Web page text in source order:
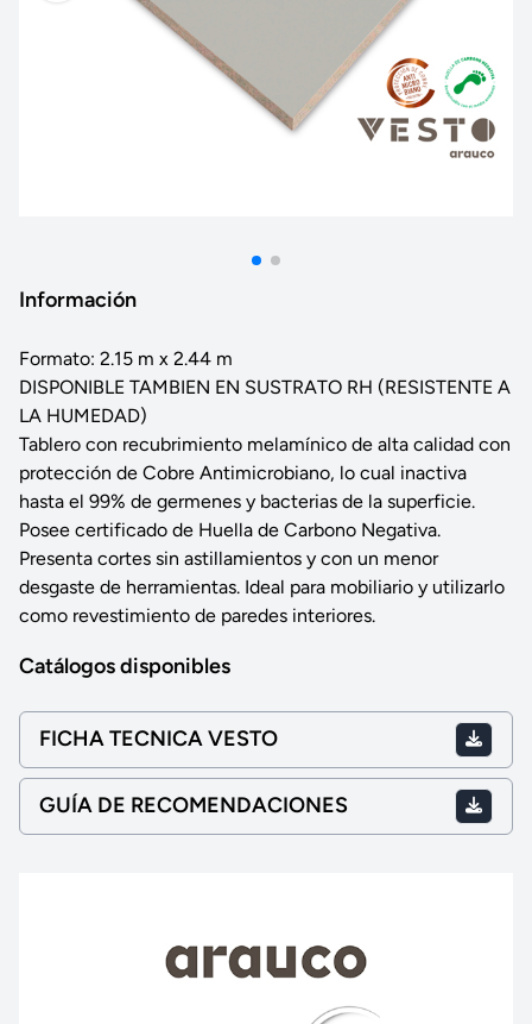
Información
Formato: 2.15 m x 2.44 m
DISPONIBLE TAMBIEN EN SUSTRATO RH (RESISTENTE A
LA HUMEDAD)
Tablero con recubrimiento melamínico de alta calidad con
protección de Cobre Antimicrobiano, lo cual inactiva
hasta el 99% de germenes y bacterias de la superficie.
Posee certificado de Huella de Carbono Negativa.
Presenta cortes sin astillamientos y con un menor
desgaste de herramientas. Ideal para mobiliario y utilizarlo
como revestimiento de paredes interiores.
Catálogos disponibles
FICHA TECNICA VESTO
GUÍA DE RECOMENDACIONES